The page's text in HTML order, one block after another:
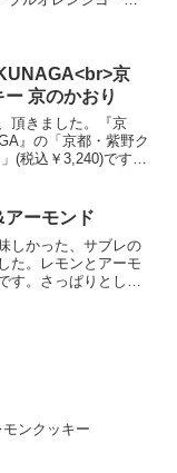
京
京のかおり
頂きました。『京
』の「京都・紫野ク
(税込￥3,240)です。
っさりとしたしょっ
ーモンド
しかった、サブレの
た。レモンとアーモ
す。さっぱりとした
ンクッキー